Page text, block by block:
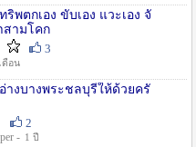
พตกเอง ขับเอง แวะเอง จั
สามโคก
3
ดือน
างบางพระชลบุรีให้ด้วยครั
2
- 1 ปี